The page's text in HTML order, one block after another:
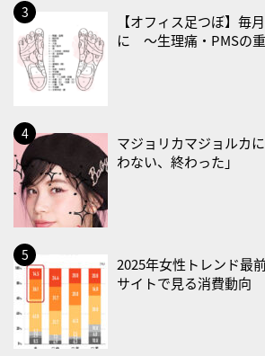
2026/08/21(金)
・治療アプリの日
・献血の日
・禁煙の日
2026/08/23(日)
・不眠の日
・乳酸菌の日
2026/08/25(火)
・いたわり肌の日
2026/08/26(水)
・風呂の日
【オフィス足つぼ】毎
に 〜生理痛・PMSの
マジョリカマジョルカ
わない、終わった」
2025年女性トレンド最
サイトで見る消費動向